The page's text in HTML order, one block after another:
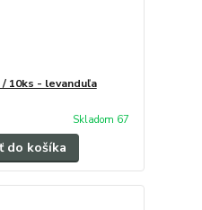
/ 10ks - levanduľa
Skladom 67
do košíka